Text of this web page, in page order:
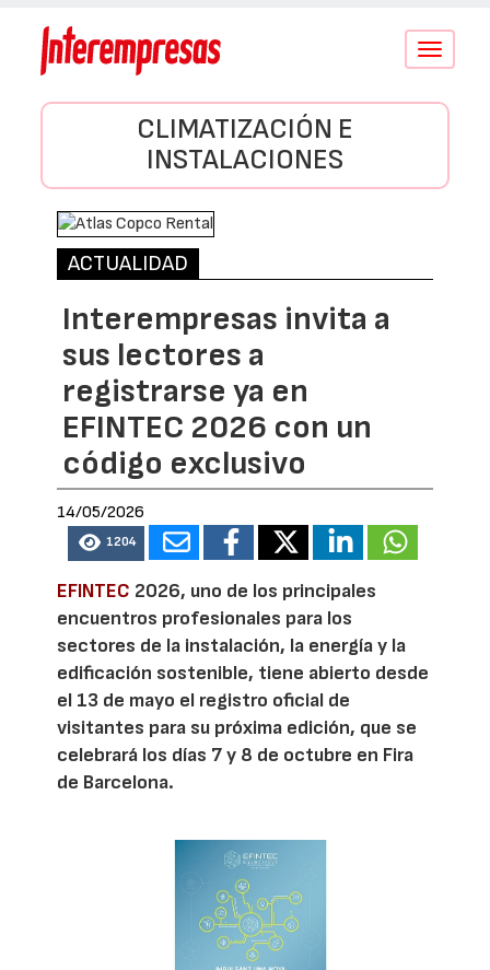
Conmutar
CLIMATIZACIÓN E
INSTALACIONES
ACTUALIDAD
Interempresas invita a
sus lectores a
registrarse ya en
EFINTEC 2026 con un
código exclusivo
14/05/2026
1204
EFINTEC 2026, uno de los principales
encuentros profesionales para los
sectores de la instalación, la energía y la
edificación sostenible, tiene abierto desde
el 13 de mayo el registro oficial de
visitantes para su próxima edición, que se
celebrará los días 7 y 8 de octubre en Fira
de Barcelona.